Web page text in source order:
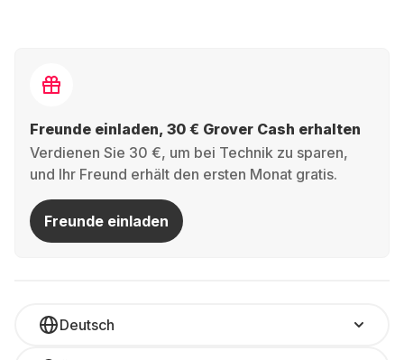
Freunde einladen, 30 € Grover Cash erhalten
Verdienen Sie 30 €, um bei Technik zu sparen,
und Ihr Freund erhält den ersten Monat gratis.
Freunde einladen
Deutsch